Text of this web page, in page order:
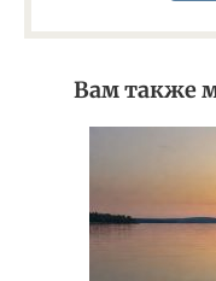
Вам также